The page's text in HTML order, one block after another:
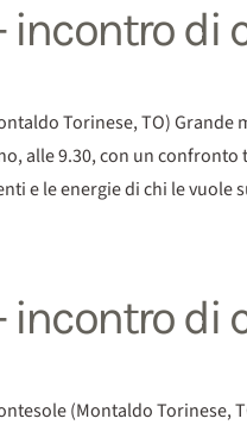
incontro
Torinese, TO)
alle 9.30, con un
e le energie di chi le vuole
incontro
(Montaldo